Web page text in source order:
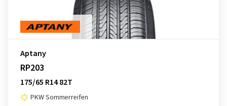
Aptany
RP203
175/65 R14 82T
PKW Sommerreifen